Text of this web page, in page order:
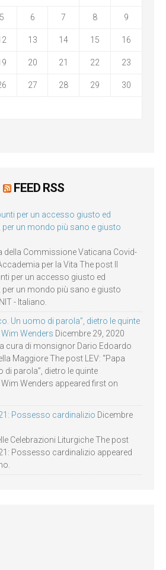
5 6 7 8 9
13 14 15 16
20 21 22 23
27 28 29 30
FEED RSS
per un accesso giusto ed
per un mondo più sano e giusto
della Commissione Vaticana Covid-
per la Vita The post Il
per un accesso giusto ed
per un mondo più sano e giusto
- Italiano.
Un uomo di parola”, dietro le quinte
Wenders Dicembre 29, 2020
cura di monsignor Dario Edoardo
Maggiore The post LEV: “Papa
parola”, dietro le quinte
Wenders appeared first on
Possesso cardinalizio Dicembre
Celebrazioni Liturgiche The post
Possesso cardinalizio appeared